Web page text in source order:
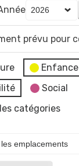
prévu pour
Social
catégories